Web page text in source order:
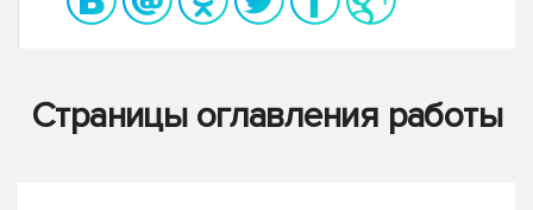
Страницы оглавления работы